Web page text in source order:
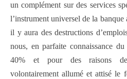
un complément sur des services
l’instrument universel de la
il y aura des destructions
nous, en parfaite connaissance
40% et pour des raisons de
volontairement allumé et attisé le